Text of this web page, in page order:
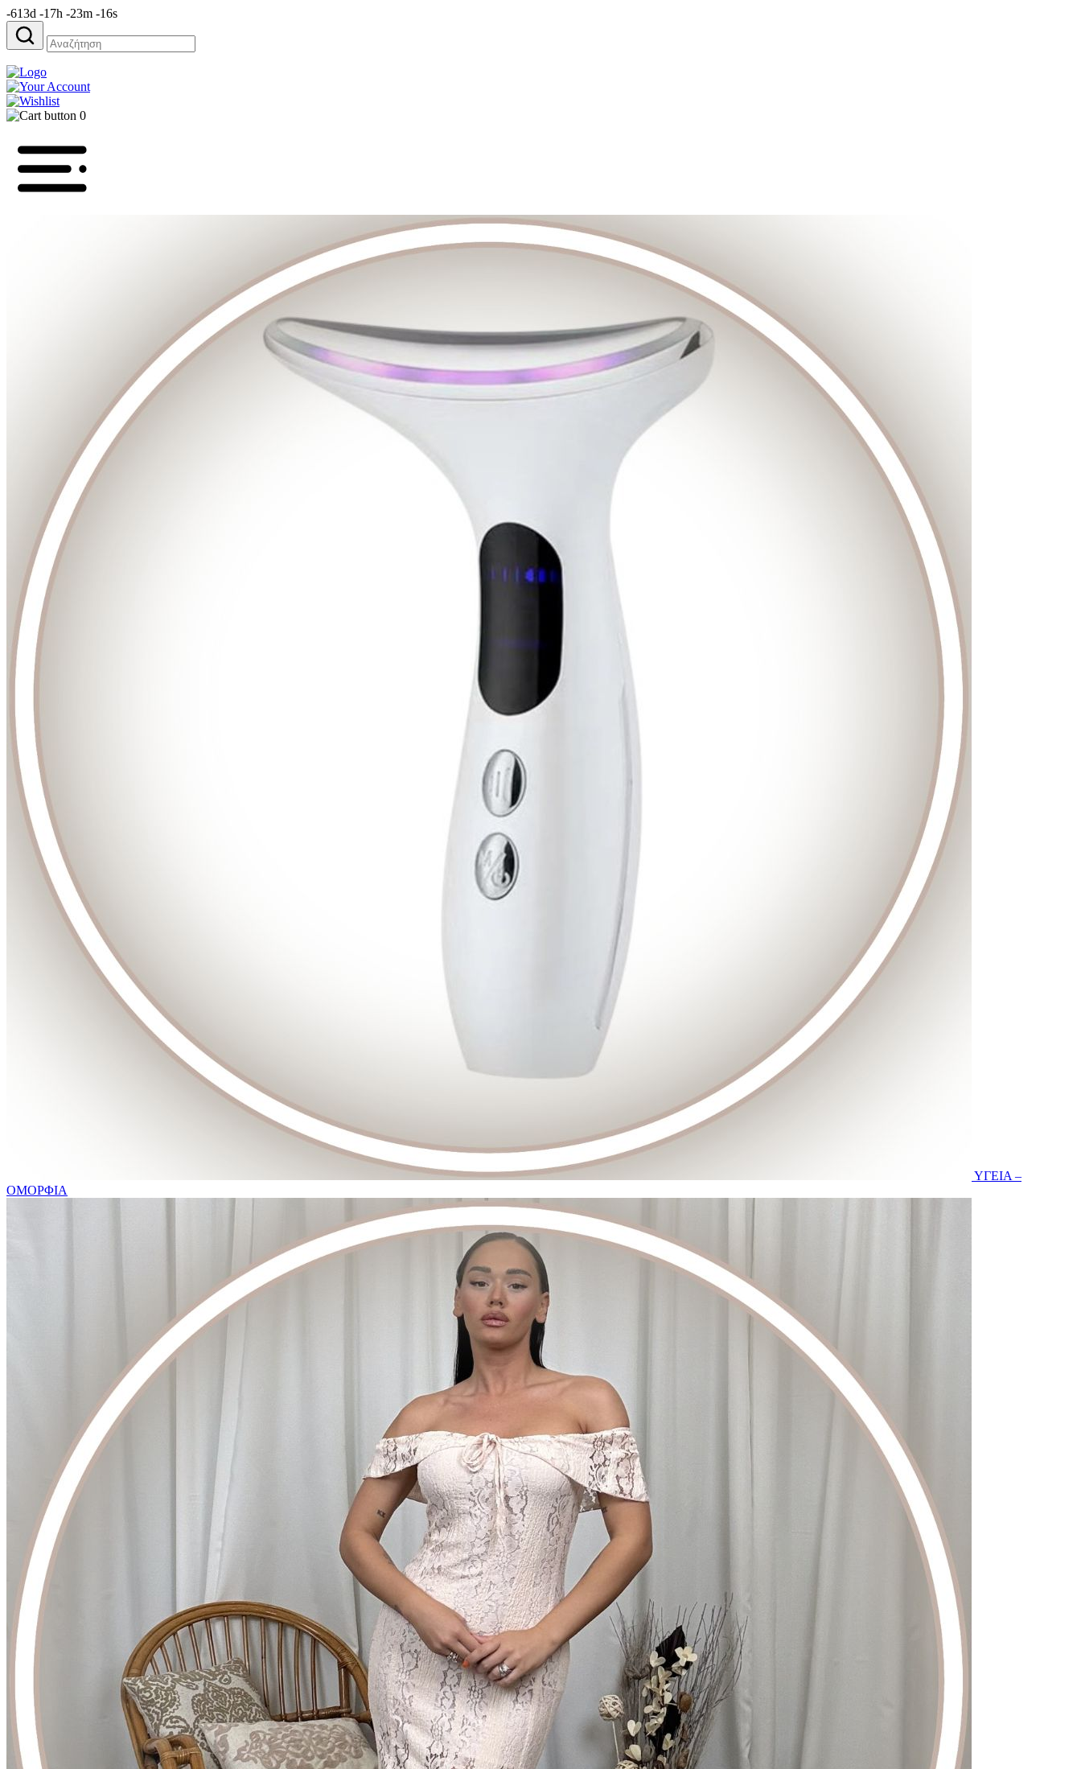
-613d -17h -23m -16s
Αναζήτηση
για:
0
ΥΓΕΙΑ –
ΟΜΟΡΦΙΑ